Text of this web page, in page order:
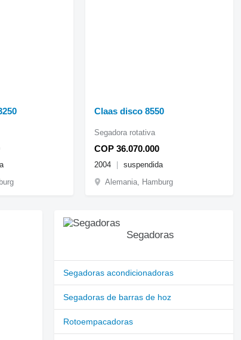
Claas disco 8550
COP 36.070.000
Segadora rotativa
2004
suspendida
Alemania, Hamburg
Segadoras
Segadoras acondicionadoras
Segadoras de barras de hoz
Rotoempacadoras